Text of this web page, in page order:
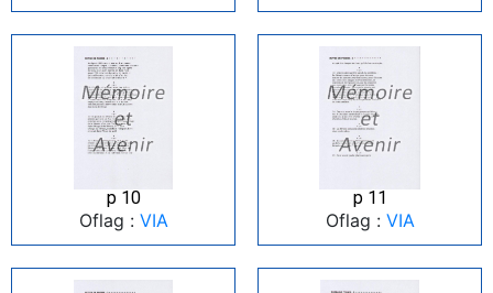
p 10
Oflag : VIA
p 11
Oflag : VIA